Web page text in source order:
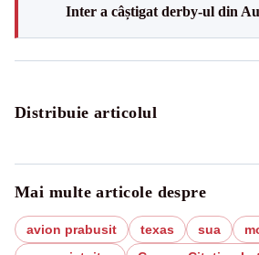
Inter a câștigat derby-ul din
Distribuie articolul
Mai multe articole despre
avion prabusit texas sua